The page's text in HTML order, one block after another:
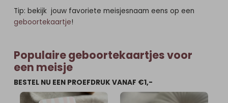
Tip: bekijk jouw favoriete meisjesnaam eens op een
geboortekaartje!
Populaire geboortekaartjes voor
een meisje
BESTEL NU EEN PROEFDRUK VANAF €1,-